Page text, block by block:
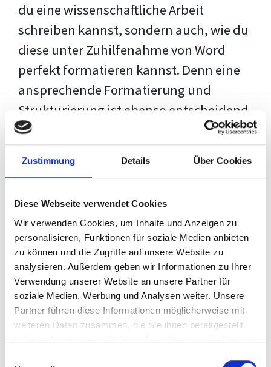
Zustimmung Details Über Cookies
Diese Webseite verwendet Cookies
Wir verwenden Cookies, um Inhalte und Anzeigen zu
personalisieren, Funktionen für soziale Medien anbieten
zu können und die Zugriffe auf unsere Website zu
analysieren. Außerdem geben wir Informationen zu Ihrer
Verwendung unserer Website an unsere Partner für
soziale Medien, Werbung und Analysen weiter. Unsere
Partner führen diese Informationen möglicherweise mit
weiteren Daten zusammen, die Sie ihnen bereitgestellt
haben oder die sie im Rahmen Ihrer Nutzung der Dienste
du eine wissenschaftliche Arbeit
schreiben kannst, sondern auch, wie du
diese unter Zuhilfenahme von Word
perfekt formatieren kannst. Denn eine
ansprechende Formatierung und
Strukturierung ist ebenso entscheidend
wie der Inhalt selbst. Jeder Prüfer hat
eigene Erwartungen, und unsere
Schulung ist so konzipiert, dass sie dir
deiner individuellen Vorlage zeigt,
anstatt eine Einheitslösung zu bieten.
Der Prozess des wissenschaftlichen
Schreibens kann ohne das richtige
Wissen eine große Herausforderung
darstellen. Jedoch, ausgestattet mit
denTechniken und Strategiendieses
Kurses, wird die Formatierung deiner